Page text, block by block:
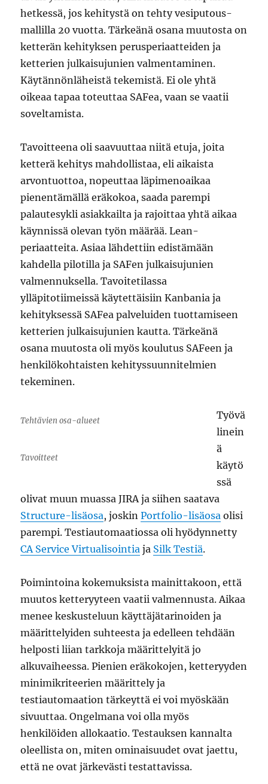
hetkessä, jos kehitystä on tehty vesiputous-
mallilla 20 vuotta. Tärkeänä osana muutosta on
ketterän kehityksen perusperiaatteiden ja
ketterien julkaisujunien valmentaminen.
Käytännönläheistä tekemistä. Ei ole yhtä
oikeaa tapaa toteuttaa SAFea, vaan se vaatii
soveltamista.
Tavoitteena oli saavuuttaa niitä etuja, joita
ketterä kehitys mahdollistaa, eli aikaista
arvontuottoa, nopeuttaa läpimenoaikaa
pienentämällä eräkokoa, saada parempi
palautesykli asiakkailta ja rajoittaa yhtä aikaa
käynnissä olevan työn määrää. Lean-
periaatteita. Asiaa lähdettiin edistämään
kahdella pilotilla ja SAFen julkaisujunien
valmennuksella. Tavoitetilassa
ylläpitotiimeissä käytettäisiin Kanbania ja
kehityksessä SAFea palveluiden tuottamiseen
ketterien julkaisujunien kautta. Tärkeänä
osana muutosta oli myös koulutus SAFeen ja
henkilökohtaisten kehityssuunnitelmien
tekeminen.
Tehtävien osa-alueet
Tavoitteet
Työvä
linein
ä
käytö
ssä
olivat muun muassa JIRA ja siihen saatava
Structure-lisäosa, joskinPortfolio-lisäosa olisi
parempi. Testiautomaatiossa oli hyödynnetty
CA Service Virtualisointia ja Silk Testiä.
Poimintoina kokemuksista mainittakoon, että
muutos ketteryyteen vaatii valmennusta. Aikaa
menee keskusteluun käyttäjätarinoiden ja
määrittelyiden suhteesta ja edelleen tehdään
helposti liian tarkkoja määrittelyitä jo
alkuvaiheessa. Pienien eräkokojen, ketteryyden
minimikriteerien määrittely ja
testiautomaation tärkeyttä ei voi myöskään
sivuuttaa. Ongelmana voi olla myös
henkilöiden allokaatio. Testauksen kannalta
oleellista on, miten ominaisuudet ovat jaettu,
että ne ovat järkevästi testattavissa.